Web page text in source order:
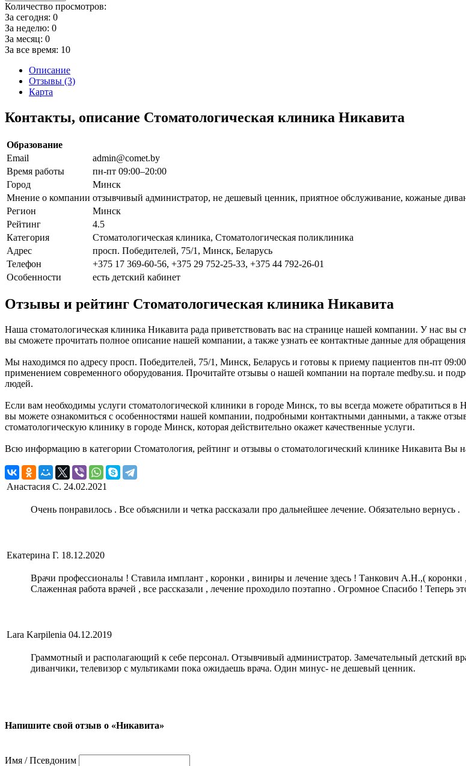
Количество просмотров:
За сегодня: 0
За неделю: 0
За месяц: 0
За все время: 10
Описание
Отзывы (3)
Карта
Контакты, описание Стоматологическая клиника Никавита
Образование
Email
admin@comet.by
Время работы
пн-пт 09:00–20:00
Город
Минск
Мнение о компании отзывчивый администратор, не дешевый ценник, приятное обслуживание, кожаные
Регион
Минск
Рейтинг
4.5
Категория
Стоматологическая клиника, Стоматологическая поликлиника
Адрес
просп. Победителей, 75/1, Минск, Беларусь
Телефон
+375 17 369-60-56, +375 29 752-25-33, +375 44 792-26-01
Особенности
есть детский кабинет
Отзывы и рейтинг Стоматологическая клиника Никавита
Наша стоматологическая клиника Никавита рада приветствовать вас на странице нашей компании. У нас вы
вы сможете прочитать полное описание нашей компании, а также узнать ее контактные данные для
Мы находимся по адресу просп. Победителей, 75/1, Минск, Беларусь и готовы к приему пациентов пн-пт
применением современного оборудования. Прочитайте отзывы о нашей компании на портале medby.su. и
людей.
Если вам необходимы услуги стоматологической клиники в городе Минск, то вы всегда можете
вы можете ознакомиться с особенностями нашей компании, подробными контактными данными, а также
стоматологическую клинику в городе Минск, которая действительно окажет качественные услуги.
Всю информацию в категории Стоматология, рейтинг и отзывы о стоматологический клинике Никавита Вы
Анастасия С. 24.02.2021
Очень понравилось . Все объяснили и четка рассказали про дальнейшее лечение. Обязательно вернусь .
Екатерина Г. 18.12.2020
Врачи профессионалы ! Ставила имплант , коронки , виниры и лечение здесь ! Танкович А.Н.,(
Слаженная работа врачей , все рассказали , лечение проходило поэтапно . Огромное Спасибо ! Теперь
Lara Karpilenia 04.12.2019
Граммотный и располагающий к себе персонал. Отзывчивый администратор. Замечательный
диванчики, телевизор с мультиками пока ожидаешь врача. Один минус- не дешевый ценник.
Напишите свой отзыв о «Никавита»
Имя / Псевдоним